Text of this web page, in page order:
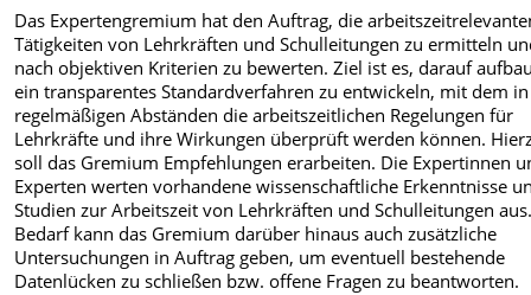
Das Expertengremium hat den Auftrag, die
Tätigkeiten von Lehrkräften und Schulleitungen zu ermitteln
nach objektiven Kriterien zu bewerten. Ziel ist es, darauf
ein transparentes Standardverfahren zu entwickeln, mit dem in
regelmäßigen Abständen die arbeitszeitlichen Regelungen für
Lehrkräfte und ihre Wirkungen überprüft werden können.
soll das Gremium Empfehlungen erarbeiten. Die Expertinnen
Experten werten vorhandene wissenschaftliche Erkenntnisse
Studien zur Arbeitszeit von Lehrkräften und Schulleitungen
Bedarf kann das Gremium darüber hinaus auch zusätzliche
Untersuchungen in Auftrag geben, um eventuell bestehende
Datenlücken zu schließen bzw. offene Fragen zu beantworten.